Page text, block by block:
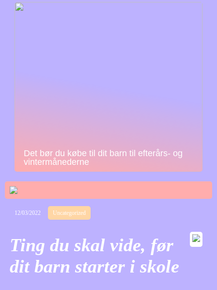
Det bør du købe til dit barn til efterårs- og
vintermånederne
12/03/2022 Uncategorized
Ting du skal vide, før
dit barn starter i skole